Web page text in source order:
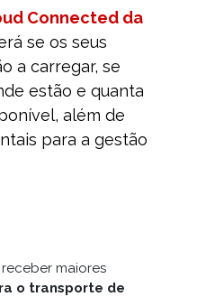
Connected da
se os seus
a carregar, se
estão e quanta
além de
para a gestão
maiores
o transporte de